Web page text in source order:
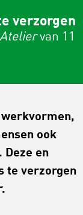
verzorgen
Ateliervan 11
ook
Deze en
te verzorgen
.